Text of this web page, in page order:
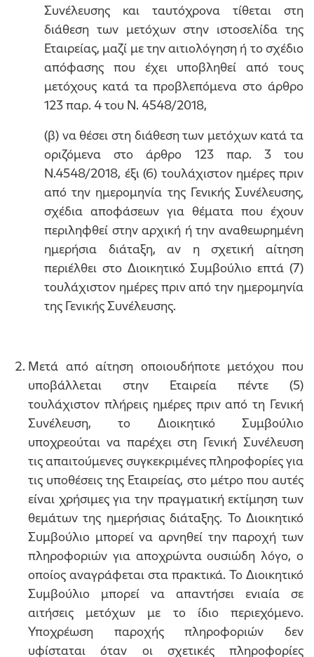
Συνέλευσης και ταυτόχρονα τίθεται στη
διάθεση των μετόχων στην ιστοσελίδα της
Εταιρείας, μαζί με την αιτιολόγηση ή το σχέδιο
απόφασης που έχει υποβληθεί από τους
μετόχους κατά τα προβλεπόμενα στο άρθρο
123 παρ. 4 του Ν. 4548/2018,
(β) να θέσει στη διάθεση των μετόχων κατά τα
οριζόμενα στο άρθρο 123 παρ. 3 του
Ν.4548/2018, έξι (6) τουλάχιστον ημέρες πριν
από την ημερομηνία της Γενικής Συνέλευσης,
σχέδια αποφάσεων για θέματα που έχουν
περιληφθεί στην αρχική ή την αναθεωρημένη
ημερήσια διάταξη, αν η σχετική αίτηση
περιέλθει στο Διοικητικό Συμβούλιο επτά (7)
τουλάχιστον ημέρες πριν από την ημερομηνία
της Γενικής Συνέλευσης.
Μετά από αίτηση οποιουδήποτε μετόχου που
υποβάλλεται στην Εταιρεία πέντε (5)
τουλάχιστον πλήρεις ημέρες πριν από τη Γενική
Συνέλευση, το Διοικητικό Συμβούλιο
υποχρεούται να παρέχει στη Γενική Συνέλευση
τις απαιτούμενες συγκεκριμένες πληροφορίες για
τις υποθέσεις της Εταιρείας, στο μέτρο που αυτές
είναι χρήσιμες για την πραγματική εκτίμηση των
θεμάτων της ημερήσιας διάταξης. Το Διοικητικό
Συμβούλιο μπορεί να αρνηθεί την παροχή των
πληροφοριών για αποχρώντα ουσιώδη λόγο, ο
οποίος αναγράφεται στα πρακτικά. Το Διοικητικό
Συμβούλιο μπορεί να απαντήσει ενιαία σε
αιτήσεις μετόχων με το ίδιο περιεχόμενο.
Υποχρέωση παροχής πληροφοριών δεν
υφίσταται όταν οι σχετικές πληροφορίες